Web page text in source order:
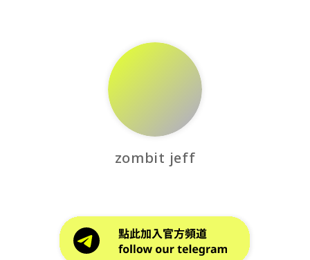
zombit jeff